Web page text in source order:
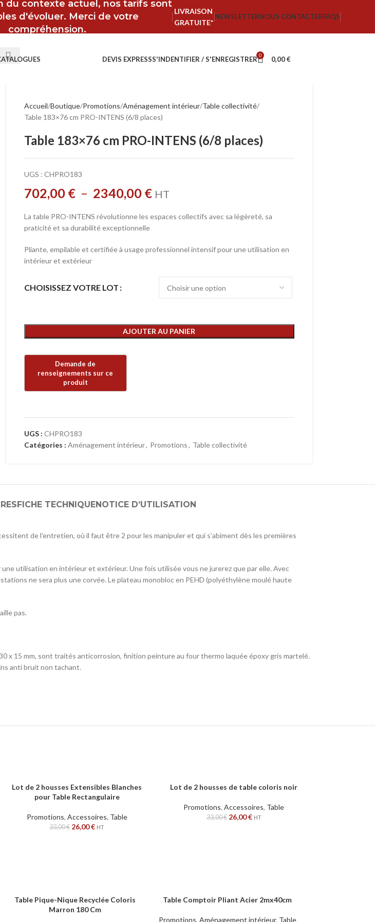
du contexte actuel, nos tarifs sont
d'évoluer. Merci de votre
compréhension.
LIVRAISON
GRATUITE*
NEWSLETTERNOUS CONTACTERFAQS
DEVIS EXPRESSS'INDENTIFIER / S'ENREGISTRER 0 0,00€
Accueil Boutique Promotions Aménagement intérieur Table collectivité
Table 183×76 cm PRO-INTENS (6/8 places)
Table 183×76 cm PRO-INTENS (6/8 places)
UGS : CHPRO183
702,00 € – 2340,00 € HT
La table PRO-INTENS révolutionne les espaces collectifs avec sa légèreté, sa
praticité et sa durabilité exceptionnelle
Pliante, empilable et certifiée à usage professionnel intensif pour une utilisation en
intérieur et extérieur
CHOISISSEZ VOTRE LOT
AJOUTER AU PANIER
UGS : CHPRO183
Catégories : Aménagement intérieur, Promotions, Table collectivité
FICHE TECHNIQUENOTICE D’UTILISATION
de l’entretien, où il faut être 2 pour les manipuler et qui s’abiment dès les premières
utilisation en intérieur et extérieur. Une fois utilisée vous ne jurerez que par elle. Avec
ne sera plus une corvée. Le plateau monobloc en PEHD (polyéthylène moulé haute
pas.
x 15 mm, sont traités anticorrosion, finition peinture au four thermo laquée époxy gris martelé.
anti bruit non tachant.
AJOUTER AU PANIER
Lot de 2 housses Extensibles Blanches
pour Table Rectangulaire
Promotions, Accessoires, Table
33,00€ 26,00€ HT
AJOUTER AU PANIER
Lot de 2 housses de table coloris noir
Promotions,Accessoires, Table
33,00€ 26,00€ HT
CHOIX DES OPTIONS
Table Pique-Nique Recyclée Coloris
Marron 180 Cm
CHOIX DES OPTIONS
Table Comptoir Pliant Acier 2mx40cm
Promotions, Aménagement intérieur, Table